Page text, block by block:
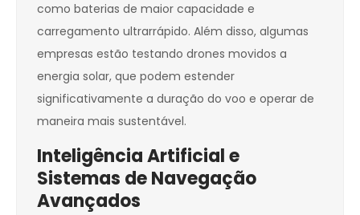
como baterias de maior capacidade e
carregamento ultrarrápido. Além disso, algumas
empresas estão testando drones movidos a
energia solar, que podem estender
significativamente a duração do voo e operar de
maneira mais sustentável.
Inteligência Artificial e
Sistemas de Navegação
Avançados